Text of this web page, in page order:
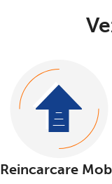
Reincarcare